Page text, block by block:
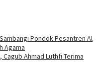
Pondok Pesantren Al
Agama
Cagub Ahmad Luthfi Terima